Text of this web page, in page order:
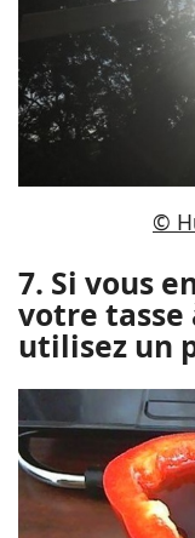
©
7. Si vous
votre tasse
utilisez un